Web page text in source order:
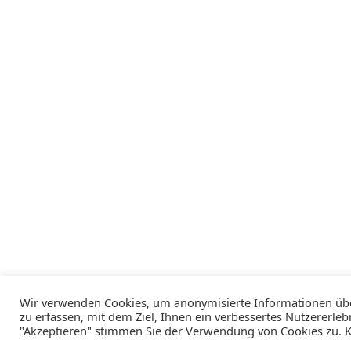
Wir verwenden Cookies, um anonymisierte Informationen
zu erfassen, mit dem Ziel, Ihnen ein verbessertes
"Akzeptieren" stimmen Sie der Verwendung von Cookies zu.